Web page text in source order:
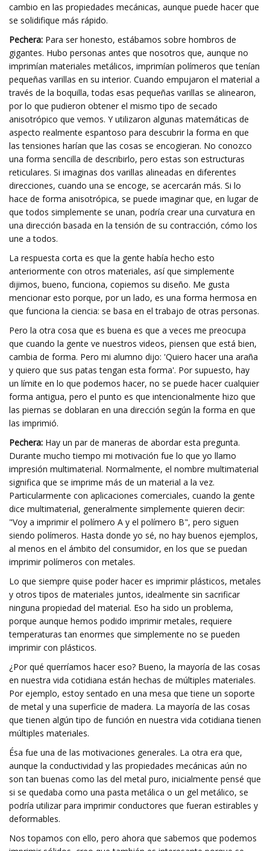
cambio en las propiedades mecánicas, aunque puede hacer que
se solidifique más rápido.
Pechera: Para ser honesto, estábamos sobre hombros de
gigantes. Hubo personas antes que nosotros que, aunque no
imprimían materiales metálicos, imprimían polímeros que tenían
pequeñas varillas en su interior. Cuando empujaron el material a
través de la boquilla, todas esas pequeñas varillas se alinearon,
por lo que pudieron obtener el mismo tipo de secado
anisotrópico que vemos. Y utilizaron algunas matemáticas de
aspecto realmente espantoso para descubrir la forma en que
las tensiones harían que las cosas se encogieran. No conozco
una forma sencilla de describirlo, pero estas son estructuras
reticulares. Si imaginas dos varillas alineadas en diferentes
direcciones, cuando una se encoge, se acercarán más. Si lo
hace de forma anisotrópica, se puede imaginar que, en lugar de
que todos simplemente se unan, podría crear una curvatura en
una dirección basada en la tensión de su contracción, cómo los
une a todos.
La respuesta corta es que la gente había hecho esto
anteriormente con otros materiales, así que simplemente
dijimos, bueno, funciona, copiemos su diseño. Me gusta
mencionar esto porque, por un lado, es una forma hermosa en
que funciona la ciencia: se basa en el trabajo de otras personas.
Pero la otra cosa que es buena es que a veces me preocupa
que cuando la gente ve nuestros videos, piensen que está bien,
cambia de forma. Pero mi alumno dijo: 'Quiero hacer una araña
y quiero que sus patas tengan esta forma'. Por supuesto, hay
un límite en lo que podemos hacer, no se puede hacer cualquier
forma antigua, pero el punto es que intencionalmente hizo que
las piernas se doblaran en una dirección según la forma en que
las imprimió.
Pechera: Hay un par de maneras de abordar esta pregunta.
Durante mucho tiempo mi motivación fue lo que yo llamo
impresión multimaterial. Normalmente, el nombre multimaterial
significa que se imprime más de un material a la vez.
Particularmente con aplicaciones comerciales, cuando la gente
dice multimaterial, generalmente simplemente quieren decir:
"Voy a imprimir el polímero A y el polímero B", pero siguen
siendo polímeros. Hasta donde yo sé, no hay buenos ejemplos,
al menos en el ámbito del consumidor, en los que se puedan
imprimir polímeros con metales.
Lo que siempre quise poder hacer es imprimir plásticos, metales
y otros tipos de materiales juntos, idealmente sin sacrificar
ninguna propiedad del material. Eso ha sido un problema,
porque aunque hemos podido imprimir metales, requiere
temperaturas tan enormes que simplemente no se pueden
imprimir con plásticos.
¿Por qué querríamos hacer eso? Bueno, la mayoría de las cosas
en nuestra vida cotidiana están hechas de múltiples materiales.
Por ejemplo, estoy sentado en una mesa que tiene un soporte
de metal y una superficie de madera. La mayoría de las cosas
que tienen algún tipo de función en nuestra vida cotidiana tienen
múltiples materiales.
Ésa fue una de las motivaciones generales. La otra era que,
aunque la conductividad y las propiedades mecánicas aún no
son tan buenas como las del metal puro, inicialmente pensé que
si se quedaba como una pasta metálica o un gel metálico, se
podría utilizar para imprimir conductores que fueran estirables y
deformables.
Nos topamos con ello, pero ahora que sabemos que podemos